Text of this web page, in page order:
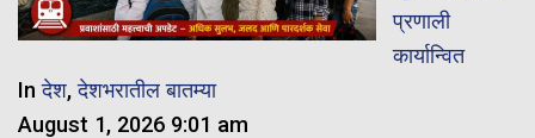
प्रणाली
कार्यान्वित
Inदेश,देशभरातील बातम्या
August 1, 2026 9:01 am